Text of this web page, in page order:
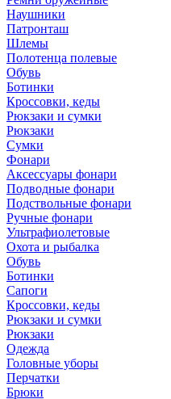
Наушники
Патронташ
Шлемы
Полотенца полевые
Обувь
Ботинки
Кроссовки, кеды
Рюкзаки и сумки
Рюкзаки
Сумки
Фонари
Аксессуары фонари
Подводные фонари
Подствольные фонари
Ручные фонари
Ультрафиолетовые
Охота и рыбалка
Обувь
Ботинки
Сапоги
Кроссовки, кеды
Рюкзаки и сумки
Рюкзаки
Одежда
Головные уборы
Перчатки
Брюки